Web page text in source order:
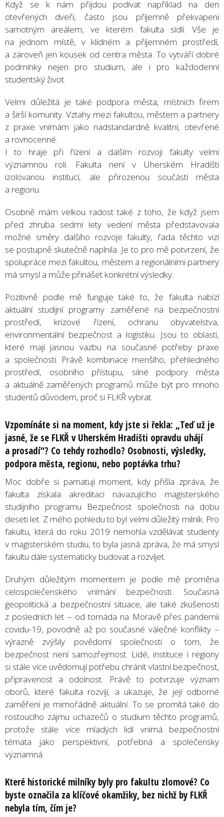
Když se k nám přijdou podívat například na den
otevřených dveří, často jsou příjemně překvapeni
samotným areálem, ve kterém fakulta sídlí. Vše je
na jednom místě, v klidném a příjemném prostředí,
a zároveň jen kousek od centra města. To vytváří dobré
podmínky nejen pro studium, ale i pro každodenní
studentský život.
Velmi důležitá je také podpora města, místních firem
a širší komunity. Vztahy mezi fakultou, městem a partnery
z praxe vnímám jako nadstandardně kvalitní, otevřené
a rovnocenné.
I to hraje při řízení a dalším rozvoji fakulty velmi
významnou roli. Fakulta není v Uherském Hradišti
izolovanou institucí, ale přirozenou součástí města
a regionu.
Osobně mám velkou radost také z toho, že když jsem
před zhruba sedmi lety vedení města představovala
možné směry dalšího rozvoje fakulty, řada těchto vizí
se postupně skutečně naplnila. Je to pro mě potvrzení, že
spolupráce mezi fakultou, městem a regionálními partnery
má smysl a může přinášet konkrétní výsledky.
Pozitivně podle mě funguje také to, že fakulta nabízí
aktuální studijní programy zaměřené na bezpečnostní
prostředí, krizové řízení, ochranu obyvatelstva,
environmentální bezpečnost a logistiku. Jsou to oblasti,
které mají jasnou vazbu na současné potřeby praxe
a společnosti. Právě kombinace menšího, přehledného
prostředí, osobního přístupu, silné podpory města
a aktuálně zaměřených programů může být pro mnoho
studentů důvodem, proč si FLKŘ vybrat.
Vzpomínáte si na moment, kdy jste si řekla: „Teď už je
jasné, že se FLKŘ v Uherském Hradišti opravdu uhájí
a prosadí“? Co tehdy rozhodlo? Osobnosti, výsledky,
podpora města, regionu, nebo poptávka trhu?
Moc dobře si pamatuji moment, kdy přišla zpráva, že
fakulta získala akreditaci navazujícího magisterského
studijního programu Bezpečnost společnosti na dobu
deseti let. Z mého pohledu to byl velmi důležitý milník. Pro
fakultu, která do roku 2019 nemohla vzdělávat studenty
v magisterském studiu, to byla jasná zpráva, že má smysl
fakultu dále systematicky budovat a rozvíjet.
Druhým důležitým momentem je podle mě proměna
celospolečenského vnímání bezpečnosti. Současná
geopolitická a bezpečnostní situace, ale také zkušenosti
z posledních let – od tornáda na Moravě přes pandemii
covidu-19, povodně až po současné válečné konflikty –
výrazně zvýšily povědomí společnosti o tom, že
bezpečnost není samozřejmost. Lidé, instituce i regiony
si stále více uvědomují potřebu chránit vlastní bezpečnost,
připravenost a odolnost. Právě to potvrzuje význam
oborů, které fakulta rozvíjí, a ukazuje, že její odborné
zaměření je mimořádně aktuální. To se promítá také do
rostoucího zájmu uchazečů o studium těchto programů,
protože stále více mladých lidí vnímá bezpečnostní
témata jako perspektivní, potřebná a společensky
významná.
Které historické milníky byly pro fakultu zlomové? Co
byste označila za klíčové okamžiky, bez nichž by FLKŘ
nebyla tím, čím je?